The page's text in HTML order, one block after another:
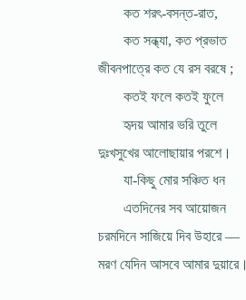
কত শরৎ-বসন্ত-রাত,
কত সন্ধ্যা, কত প্রভাত
জীবনপাত্রে কত যে রস বরষে ;
কতই ফলে কতই ফুলে
হৃদয় আমার ভরি তুলে
দুঃখসুখের আলোছায়ার পরশে।
যা-কিছু মোর সঞ্চিত ধন
এতদিনের সব আয়োজন
চরমদিনে সাজিয়ে দিব উহারে —
মরণ যেদিন আসবে আমার দুয়ারে।